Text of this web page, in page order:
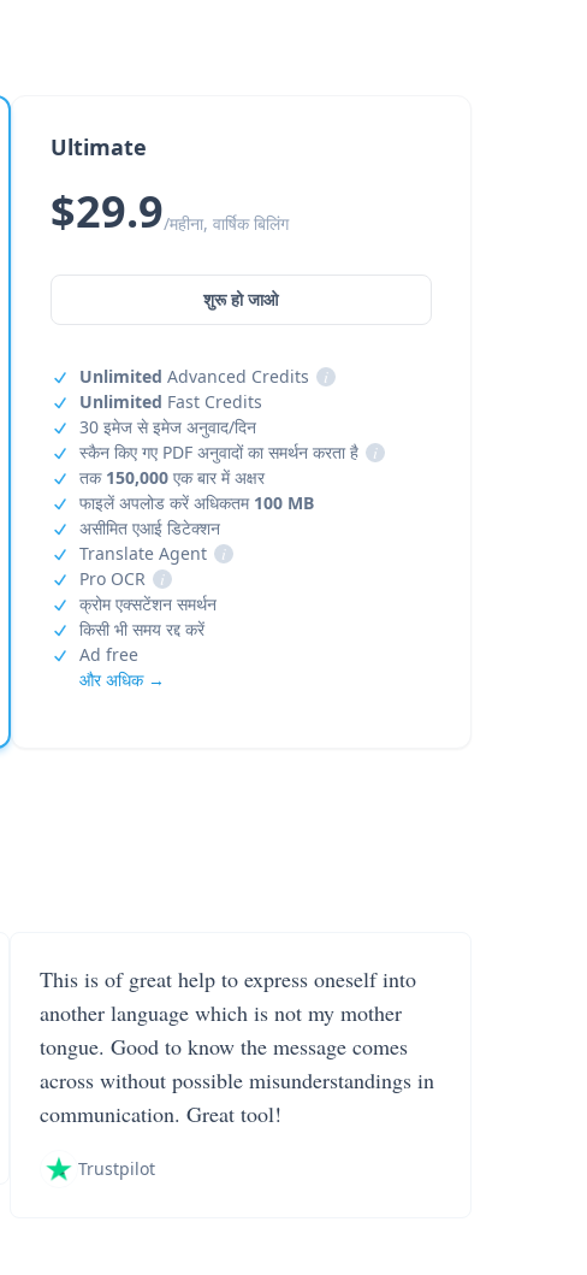
Ultimate
$29.9/महीना, वार्षिक बिलिंग
शुरू हो जाओ
Unlimited Advanced Credits
i
Unlimited Fast Credits
30 इमेज से इमेज अनुवाद/दिन
स्कैन किए गए PDF अनुवादों का समर्थन करता है
i
तक 150,000एक बार में अक्षर
फाइलें अपलोड करें अधिकतम 100 MB
असीमित एआई डिटेक्शन
Translate Agent
i
Pro OCR
i
क्रोम एक्सटेंशन समर्थन
किसी भी समय रद्द करें
Ad free
और अधिक →
This is of great help to express oneself into
another language which is not my mother
tongue. Good to know the message comes
across without possible misunderstandings in
communication. Great tool!
Trustpilot